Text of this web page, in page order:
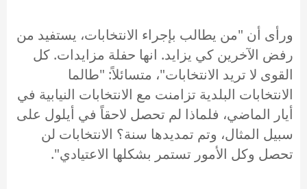
ورأى أن "من يطالب بإجراء الانتخابات، يستفيد من
رفض الآخرين كي يزايد. انها حفلة مزايدات. كل
القوى لا تريد الانتخابات"، متسائلاً: "طالما
الانتخابات البلدية تزامنت مع الانتخابات النيابية في
أيار الماضي، فلماذا لم تحصل لاحقاً في أيلول على
سبيل المثال، وتم تمديدها سنة؟ الانتخابات لن
تحصل وكل الأمور تستمر بشكلها الاعتيادي".